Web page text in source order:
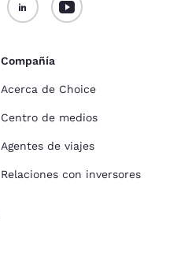
Compañía
Acerca de Choice
Centro de medios
Agentes de viajes
Relaciones con inversores